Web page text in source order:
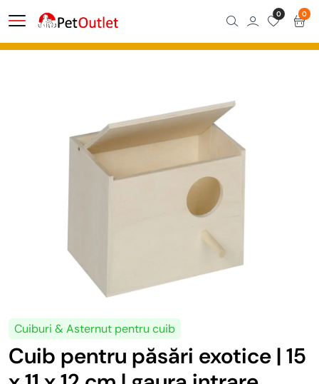
0 0
Acasă
Magazin
Cuib pentru păsări exotice | 15 x 11 x 12 cm | gaura intrare dreapta
Cuiburi & Asternut pentru cuib
Cuib pentru păsări exotice | 15